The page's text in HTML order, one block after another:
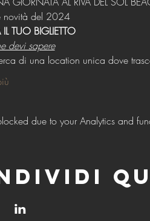
novità del 2024
TUO BIGLIETTO
devi sapere
di una location unica dove
due to your Analytics and